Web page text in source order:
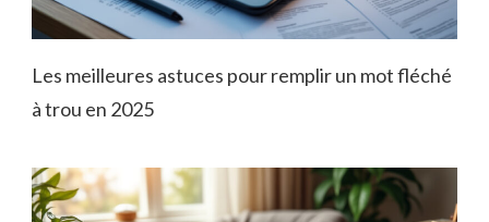
Les meilleures astuces pour remplir un mot fléché
à trou en 2025